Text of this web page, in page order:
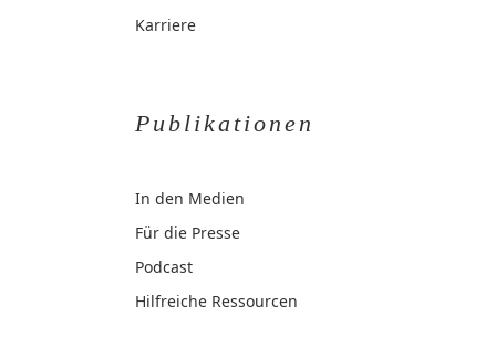
Karriere
Publikationen
In den Medien
Für die Presse
Podcast
Hilfreiche Ressourcen